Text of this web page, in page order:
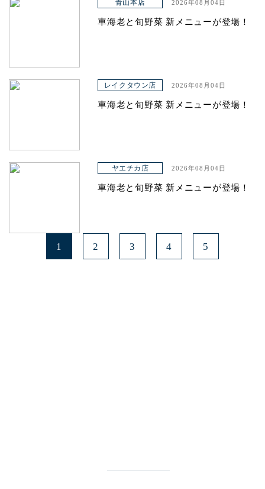
青山本店 2026年08月04日
車海老と旬野菜 新メニューが登場！
レイクタウン店 2026年08月04日
車海老と旬野菜 新メニューが登場！
ヤエチカ店 2026年08月04日
車海老と旬野菜 新メニューが登場！
1 2 3 4 5